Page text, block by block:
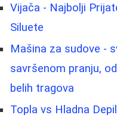
Vijača - Najbolji
Siluete
Mašina za sudove -
savršenom pranju,
belih tragova
Topla vs Hladna